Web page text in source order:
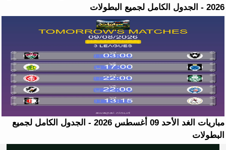
2026 - الجدول الكامل لجميع البطولات
مباريات الغد الأحد 09 أغسطس 2026 - الجدول الكامل لجميع
البطولات